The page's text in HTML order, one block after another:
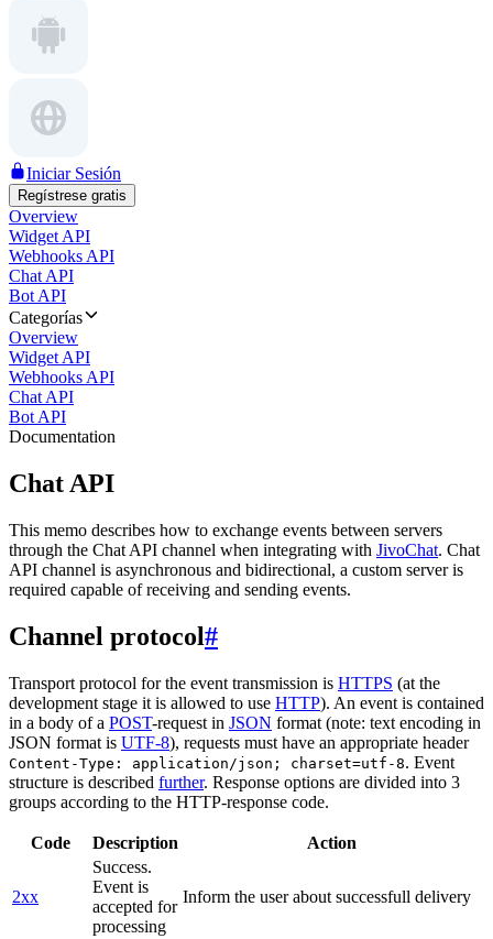
Iniciar Sesión
Regístrese gratis
Overview
Widget API
Webhooks API
Chat API
Bot API
Categorías
Overview
Widget API
Webhooks API
Chat API
Bot API
Documentation
Chat API
This memo describes how to exchange events between servers
through the Chat API channel when integrating with JivoChat. Chat
API channel is asynchronous and bidirectional, a custom server is
required capable of receiving and sending events.
Channel protocol#
Transport protocol for the event transmission is HTTPS (at the
development stage it is allowed to use HTTP). An event is contained
in a body of a POST-request in JSON format (note: text encoding in
JSON format is UTF-8), requests must have an appropriate header
Content-Type: application/json; charset=utf-8. Event
structure is described further. Response options are divided into 3
groups according to the HTTP-response code.
Code Description Action
2xx
Success.
Event is
accepted for
processing
Inform the user about successfull delivery